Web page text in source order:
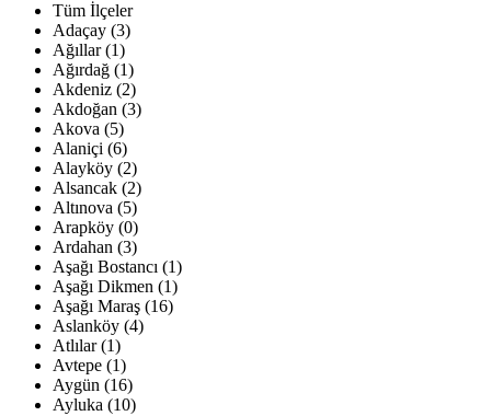
Tüm İlçeler
Adaçay (3)
Ağıllar (1)
Ağırdağ (1)
Akdeniz (2)
Akdoğan (3)
Akova (5)
Alaniçi (6)
Alayköy (2)
Alsancak (2)
Altınova (5)
Arapköy (0)
Ardahan (3)
Aşağı Bostancı (1)
Aşağı Dikmen (1)
Aşağı Maraş (16)
Aslanköy (4)
Atlılar (1)
Avtepe (1)
Aygün (16)
Ayluka (10)